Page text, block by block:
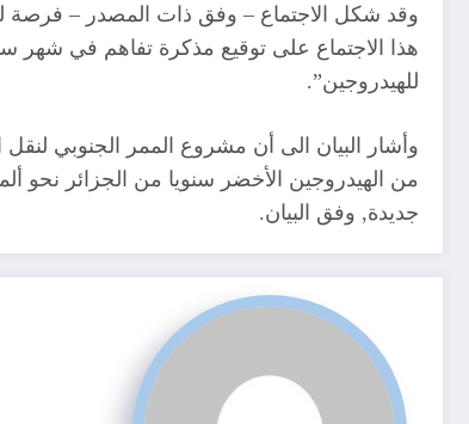
وقد شكل الاجتماع – وفق ذات المصدر – فرصة
هذا الاجتماع على توقيع مذكرة تفاهم في شهر
للهيدروجين”.
من الهيدروجين الأخضر سنويا من الجزائر نحو
جديدة, وفق البيان.